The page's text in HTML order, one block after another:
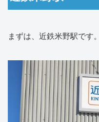
まずは、近鉄米野駅です。